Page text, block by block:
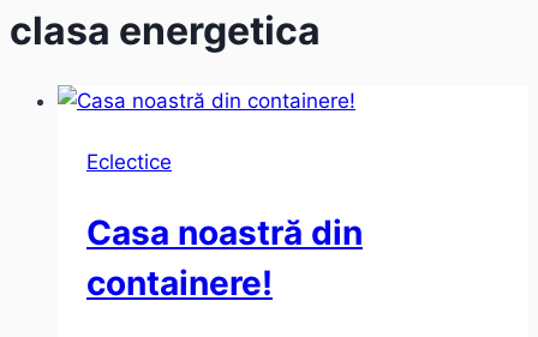
clasa energetica
Eclectice
Casa noastră din
containere!